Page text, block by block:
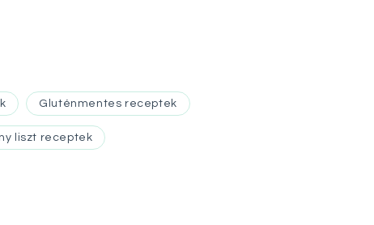
Gluténmentes receptek
liszt receptek